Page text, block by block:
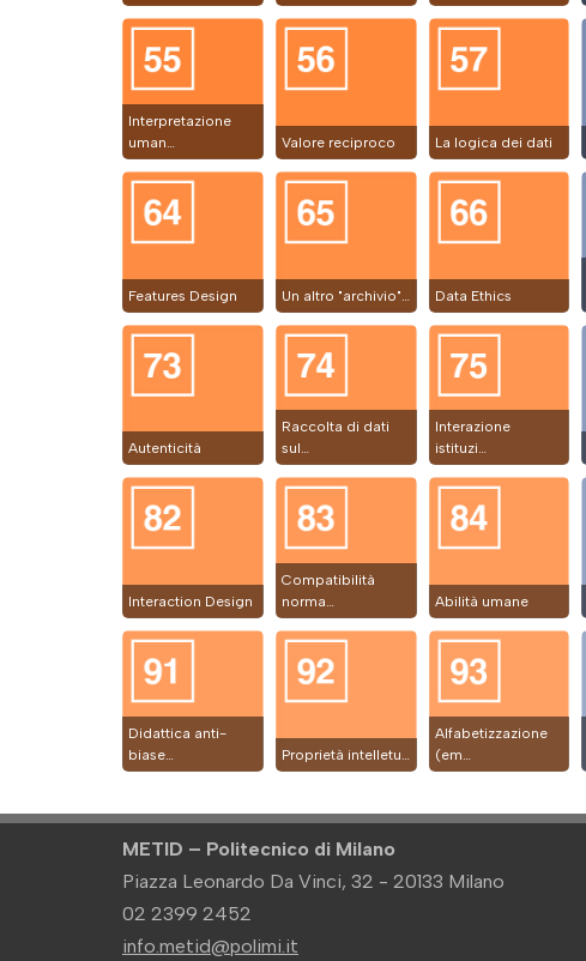
Interpretazione
uman…
Valore reciproco La logica dei dati
Features Design Un altro "archivio"… Data Ethics
Autenticità
Raccolta di dati
sul…
Interazione
istituzi…
Interaction Design
Compatibilità
norma…
Abilità umane
Didattica anti-
biase…
Proprietà intelletu…
Alfabetizzazione
(em…
METID – Politecnico di Milano
Piazza Leonardo Da Vinci, 32 - 20133 Milano
02 2399 2452
info.metid@polimi.it